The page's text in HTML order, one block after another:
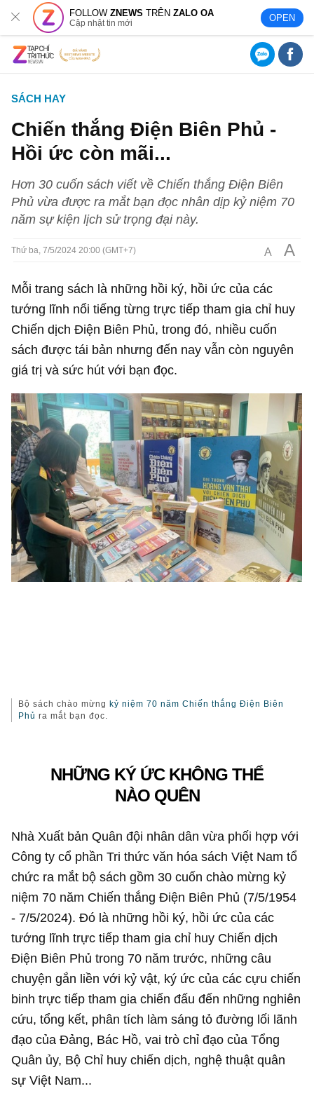
FOLLOWZNEWS TRÊNZALO OA
Cập nhật tin mới OPEN
SÁCH HAY
Chiến thắng Điện Biên Phủ -
Hồi ức còn mãi...
Hơn 30 cuốn sách viết về Chiến thắng Điện Biên
Phủ vừa được ra mắt bạn đọc nhân dịp kỷ niệm 70
năm sự kiện lịch sử trọng đại này.
Thứ ba, 7/5/2024 20:00 (GMT+7) A A
Mỗi trang sách là những hồi ký, hồi ức của các
tướng lĩnh nổi tiếng từng trực tiếp tham gia chỉ huy
Chiến dịch Điện Biên Phủ, trong đó, nhiều cuốn
sách được tái bản nhưng đến nay vẫn còn nguyên
giá trị và sức hút với bạn đọc.
Bộ sách chào mừngkỷ niệm 70 năm Chiến thắng Điện Biên
Phủ ra mắt bạn đọc.
NHỮNG KÝ ỨC KHÔNG THỂ
NÀO QUÊN
Nhà Xuất bản Quân đội nhân dân vừa phối hợp với
Công ty cổ phần Tri thức văn hóa sách Việt Nam tổ
chức ra mắt bộ sách gồm 30 cuốn chào mừng kỷ
niệm 70 năm Chiến thắng Điện Biên Phủ (7/5/1954
- 7/5/2024). Đó là những hồi ký, hồi ức của các
tướng lĩnh trực tiếp tham gia chỉ huy Chiến dịch
Điện Biên Phủ trong 70 năm trước, những câu
chuyện gắn liền với kỷ vật, ký ức của các cựu chiến
binh trực tiếp tham gia chiến đấu đến những nghiên
cứu, tổng kết, phân tích làm sáng tỏ đường lối lãnh
đạo của Đảng, Bác Hồ, vai trò chỉ đạo của Tổng
Quân ủy, Bộ Chỉ huy chiến dịch, nghệ thuật quân
sự Việt Nam...